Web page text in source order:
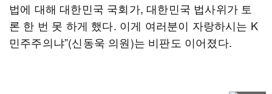
법에 대해 대한민국 국회가, 대한민국 법사위가 토
론 한 번 못 하게 했다. 이게 여러분이 자랑하시는 K
민주주의냐”(신동욱 의원)는 비판도 이어졌다.